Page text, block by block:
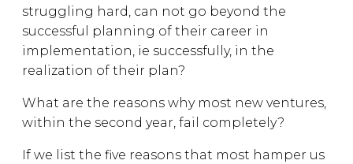
struggling hard, can not go beyond the
successful planning of their career in
implementation, ie successfully, in the
realization of their plan?
What are the reasons why most new ventures,
within the second year, fail completely?
If we list the five reasons that most hamper us